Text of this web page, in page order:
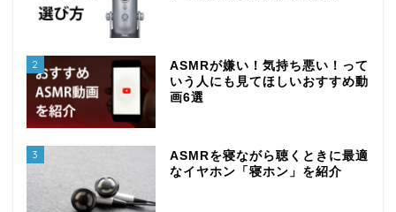
2
ASMRが嫌い！気持ち悪い！って
いう人にも見てほしいおすすめ動
画6選
3
ASMRを寝ながら聴くときに最適
なイヤホン「寝ホン」を紹介